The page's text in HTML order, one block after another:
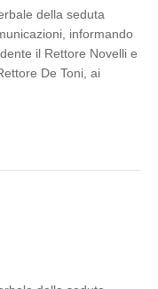
della seduta
informando
il Rettore Novelli e
De Toni, ai